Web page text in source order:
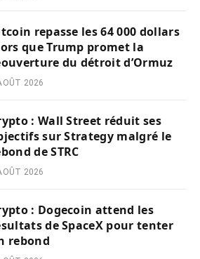
repasse les 64 000 dollars
que Trump promet la
du détroit d’Ormuz
2026
: Wall Street réduit ses
sur Strategy malgré le
de STRC
2026
: Dogecoin attend les
de SpaceX pour tenter
rebond